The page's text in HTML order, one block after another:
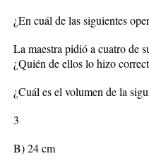
¿En cuál de las siguientes
La maestra pidió a cuatro de
¿Quién de ellos lo hizo
¿Cuál es el volumen de la
3
B) 24 cm